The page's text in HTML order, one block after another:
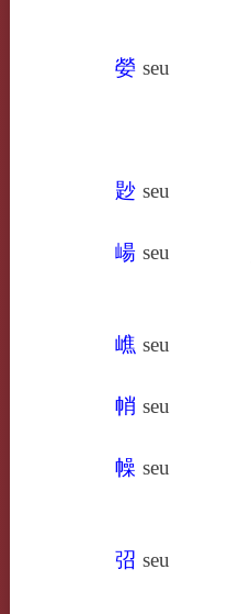
嫈 seu
尟 seu
崵 seu
嶕 seu
帩 seu
幧 seu
弨 seu